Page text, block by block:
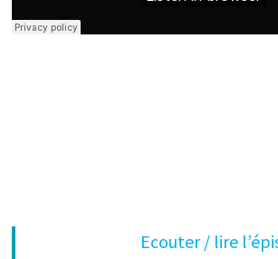
Ecouter / lire